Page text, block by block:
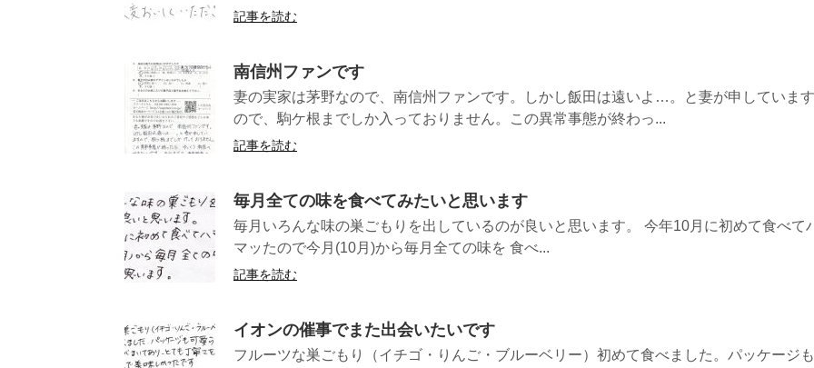
記事を読む
南信州ファンです
妻の実家は茅野なので、南信州ファンです。しかし飯田は遠いよ…。と妻が申しています
ので、駒ケ根までしか入っておりません。この異常事態が終わっ...
記事を読む
毎月全ての味を食べてみたいと思います
毎月いろんな味の巣ごもりを出しているのが良いと思います。 今年10月に初めて食べて
マッたので今月(10月)から毎月全ての味を 食べ...
記事を読む
イオンの催事でまた出会いたいです
フルーツな巣ごもり（イチゴ・りんご・ブルーベリー）初めて食べました。パッケージも